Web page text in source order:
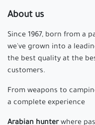
About us
Since 1967, born from a
we've grown into a
the best quality at the
customers.
From weapons to
a complete experience
Arabian hunterwhere